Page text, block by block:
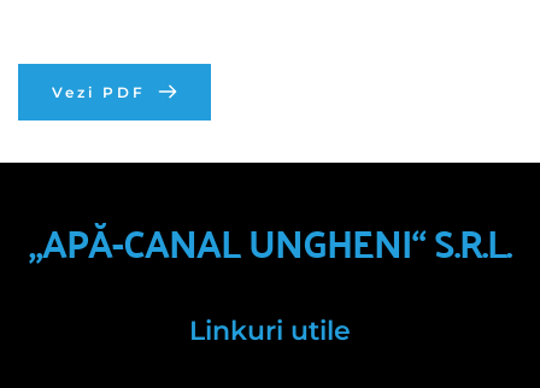
Vezi PDF
„APĂ-CANAL UNGHENI“ S.R.L.
Linkuri utile